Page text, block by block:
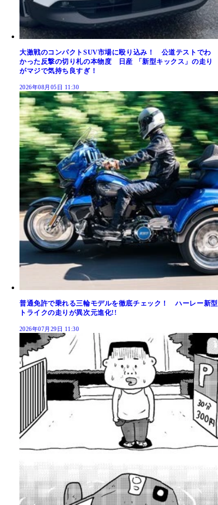
大激戦のコンパクトSUV市場に殴り込み！ 公道テストでわ
かった反撃の切り札の本物度 日産 「新型キックス」の走り
がマジで気持ち良すぎ！
2026年08月05日 11:30
普通免許で乗れる三輪モデルを徹底チェック！ ハーレー新型
トライクの走りが異次元進化!!
2026年07月29日 11:30